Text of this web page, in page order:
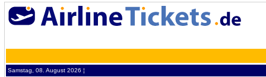
Samstag, 08. August 2026 ¦